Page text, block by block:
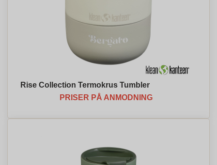
Rise Collection Termokrus Tumbler
PRISER PÅ ANMODNING